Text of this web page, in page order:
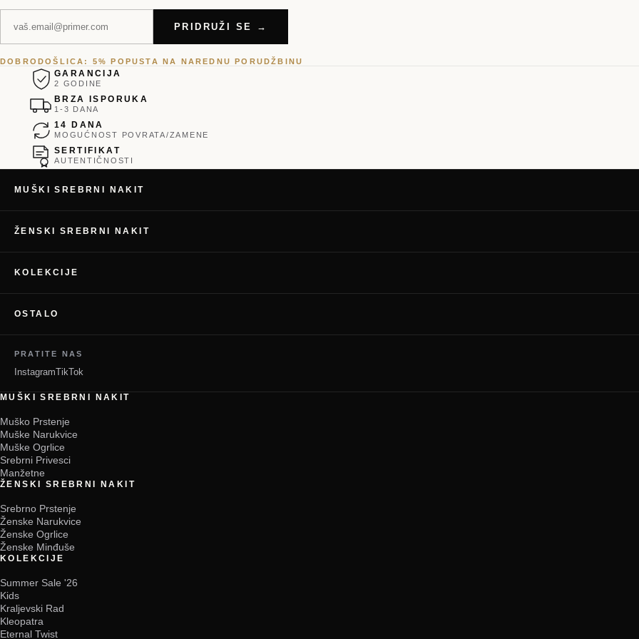
PRIDRUŽI SE →
DOBRODOŠLICA: 5% POPUSTA NA NAREDNU PORUDŽBINU
GARANCIJA
2 GODINE
BRZA ISPORUKA
1-3 DANA
14 DANA
MOGUĆNOST POVRATA/ZAMENE
SERTIFIKAT
AUTENTIČNOSTI
MUŠKI SREBRNI NAKIT
ŽENSKI SREBRNI NAKIT
KOLEKCIJE
OSTALO
PRATITE NAS
InstagramTikTok
MUŠKI SREBRNI NAKIT
Muško Prstenje
Muške Narukvice
Muške Ogrlice
Srebrni Privesci
Manžetne
ŽENSKI SREBRNI NAKIT
Srebrno Prstenje
Ženske Narukvice
Ženske Ogrlice
Ženske Minđuše
KOLEKCIJE
Summer Sale '26
Kids
Kraljevski Rad
Kleopatra
Eternal Twist